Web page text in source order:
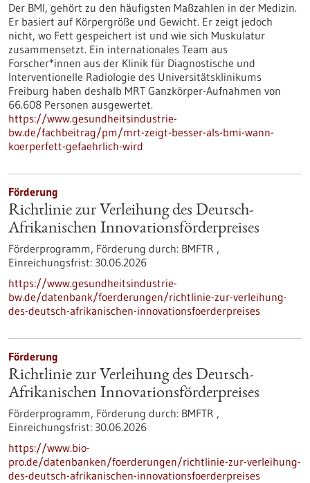
Der BMI, gehört zu den häufigsten Maßzahlen in der Medizin.
Er basiert auf Körpergröße und Gewicht. Er zeigt jedoch
nicht, wo Fett gespeichert ist und wie sich Muskulatur
zusammensetzt. Ein internationales Team aus
Forscher*innen aus der Klinik für Diagnostische und
Interventionelle Radiologie des Universitätsklinikums
Freiburg haben deshalb MRT Ganzkörper-Aufnahmen von
66.608 Personen ausgewertet.
https://www.gesundheitsindustrie-
bw.de/fachbeitrag/pm/mrt-zeigt-besser-als-bmi-wann-
koerperfett-gefaehrlich-wird
Förderung
Richtlinie zur Verleihung des Deutsch-
Afrikanischen Innovationsförderpreises
Förderprogramm, Förderung durch: BMFTR ,
Einreichungsfrist: 30.06.2026
https://www.gesundheitsindustrie-
bw.de/datenbank/foerderungen/richtlinie-zur-verleihung-
des-deutsch-afrikanischen-innovationsfoerderpreises
Förderung
Richtlinie zur Verleihung des Deutsch-
Afrikanischen Innovationsförderpreises
Förderprogramm, Förderung durch: BMFTR ,
Einreichungsfrist: 30.06.2026
https://www.bio-
pro.de/datenbanken/foerderungen/richtlinie-zur-verleihung-
des-deutsch-afrikanischen-innovationsfoerderpreises